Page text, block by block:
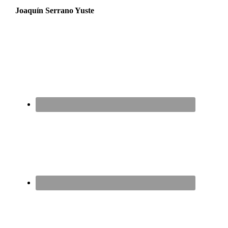
Joaquín Serrano Yuste